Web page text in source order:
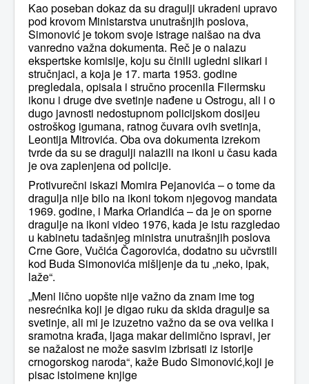
Kao poseban dokaz da su dragulji ukradeni upravo
pod krovom Ministarstva unutrašnjih poslova,
Simonović je tokom svoje istrage naišao na dva
vanredno važna dokumenta. Reč je o nalazu
ekspertske komisije, koju su činili ugledni slikari i
stručnjaci, a koja je 17. marta 1953. godine
pregledala, opisala i stručno procenila Filermsku
ikonu i druge dve svetinje nađene u Ostrogu, ali i o
dugo javnosti nedostupnom policijskom dosijeu
ostroškog igumana, ratnog čuvara ovih svetinja,
Leontija Mitrovića. Oba ova dokumenta izrekom
tvrde da su se dragulji nalazili na ikoni u času kada
je ova zaplenjena od policije.
Protivurečni iskazi Momira Pejanovića – o tome da
dragulja nije bilo na ikoni tokom njegovog mandata
1969. godine, i Marka Orlandića – da je on sporne
dragulje na ikoni video 1976, kada je istu razgledao
u kabinetu tadašnjeg ministra unutrašnjih poslova
Crne Gore, Vučića Čagorovića, dodatno su učvrstili
kod Buda Simonovića mišljenje da tu „neko, ipak,
laže“.
„Meni lično uopšte nije važno da znam ime tog
nesrećnika koji je digao ruku da skida dragulje sa
svetinje, ali mi je izuzetno važno da se ova velika i
sramotna krađa, ljaga makar delimično ispravi, jer
se nažalost ne može sasvim izbrisati iz istorije
crnogorskog naroda“, kaže Budo Simonović,koji je
pisac istoimene knjige